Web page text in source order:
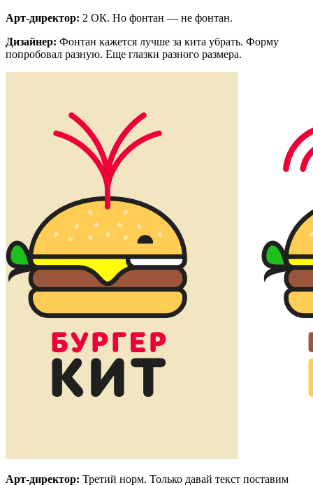
Арт-директор: 2 ОК. Но фонтан — не фонтан.
Дизайнер: Фонтан кажется лучше за кита убрать. Форму
попробовал разную. Еще глазки разного размера.
Арт-директор: Третий норм. Только давай текст поставим